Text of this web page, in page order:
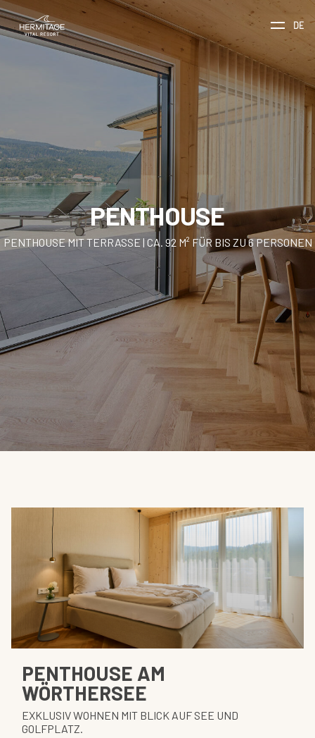
DE
PENTHOUSE
PENTHOUSE MIT TERRASSE | CA. 92 M² FÜR BIS ZU 6 PERSONEN
PENTHOUSE AM
WÖRTHERSEE
EXKLUSIV WOHNEN MIT BLICK AUF SEE UND
GOLFPLATZ.